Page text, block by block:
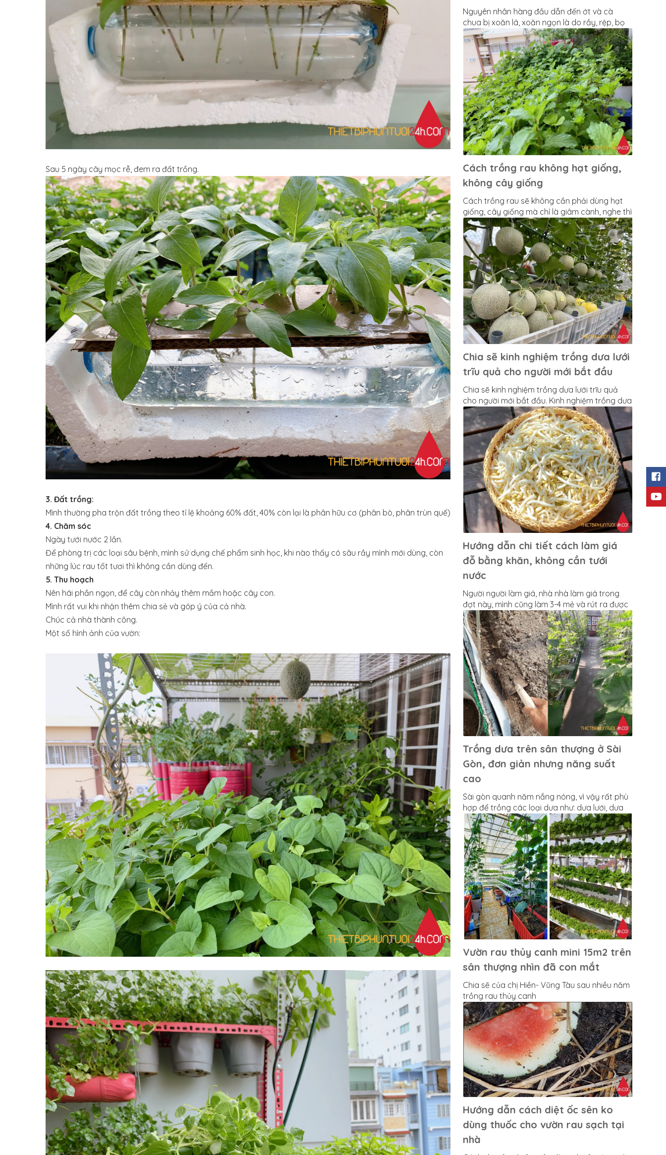
Sau 5 ngày cây mọc rễ, đem ra đất trồng.
3. Đất trồng:
Mình thường pha trộn đất trồng theo tỉ lệ khoảng 60% đất, 40% còn lại là phân hữu cơ (phân bò, phân trùn quế)
4. Chăm sóc
Ngày tưới nước 2 lần.
Để phòng trị các loại sâu bệnh, mình sử dụng chế phẩm sinh học, khi nào thấy có sâu rầy mình mới dùng, còn
những lúc rau tốt tươi thì không cần dùng đến.
5. Thu hoạch
Nên hái phần ngọn, để cây còn nhảy thêm mầm hoặc cây con.
Mình rất vui khi nhận thêm chia sẻ và góp ý của cả nhà.
Chúc cả nhà thành công.
Một số hình ảnh của vườn:
Nguyên nhân hàng đầu dẫn đến ớt và cà
chua bị xoăn lá, xoăn ngọn là do rầy, rệp, bọ
trĩ tấn công để tránh TH cây bị tái nhiễm bệnh
khi m thấy có xuất hiện rầy, rệp cần tiêu diệt
ngay.
Cách trồng rau không hạt giống,
không cây giống
Cách trồng rau sẽ không cần phải dùng hạt
giống, cây giống mà chỉ là giâm cành, nghe thì
đơn giản nhưng thực ra là nó đơn giản thiệt
Chia sẽ kinh nghiệm trồng dưa lưới
trĩu quả cho người mới bắt đầu
Chia sẽ kinh nghiệm trồng dưa lưới trĩu quả
cho người mới bắt đầu. Kinh nghiệm trồng dưa
lưới ngon ngọt ngay tại nhà
Hướng dẫn chi tiết cách làm giá
đỗ bằng khăn, không cần tưới
nước
Người người làm giá, nhà nhà làm giá trong
đợt này, mình cũng làm 3-4 mẻ và rút ra được
chút kinh nghiệm nên muốn chia sẻ tới mọi
người. Cách làm giá trắng và mập không mất
công tưới nước chỉ sau 2,5-3 ngày là thu
hoạch
Trồng dưa trên sân thượng ở Sài
Gòn, đơn giản nhưng năng suất
cao
Sài gòn quanh năm nắng nóng, vì vậy rất phù
hợp để trồng các loại dưa như: dưa lưới, dưa
gang, dưa bở, dưa leo....
Vườn rau thủy canh mini 15m2 trên
sân thượng nhìn đã con mắt
Chia sẽ của chị Hiền- Vũng Tàu sau nhiều năm
trồng rau thủy canh
Hướng dẫn cách diệt ốc sên ko
dùng thuốc cho vườn rau sạch tại
nhà